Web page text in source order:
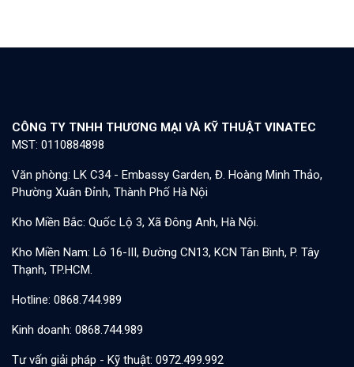
CÔNG TY TNHH THƯƠNG MẠI VÀ KỸ THUẬT VINATEC
MST: 0110884898
Văn phòng: LK C34 - Embassy Garden, Đ. Hoàng Minh Thảo,
Phường Xuân Đỉnh, Thành Phố Hà Nội
Kho Miền Bắc: Quốc Lộ 3, Xã Đông Anh, Hà Nội.
Kho Miền Nam: Lô 16-III, Đường CN13, KCN Tân Bình, P. Tây
Thạnh, TP.HCM.
Hotline: 0868.744.989
Kinh doanh: 0868.744.989
Tư vấn giải pháp - Kỹ thuật: 0972.499.992